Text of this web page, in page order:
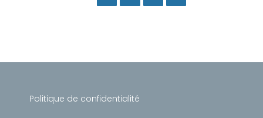
Politique de confidentialité